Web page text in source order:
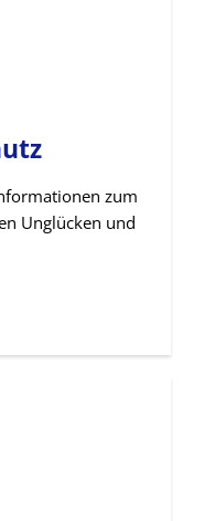
zum
Unglücken und